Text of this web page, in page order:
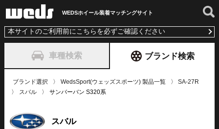
WEDSホイール装着マッチングサイト
本サイトのご利用前にこちらを必ずご確認ください
車種検索 ブランド検索
ブランド選択 WedsSport(ウェッズスポーツ) 製品一覧
SA-27R
スバル
サンバーバン S320系
スバル